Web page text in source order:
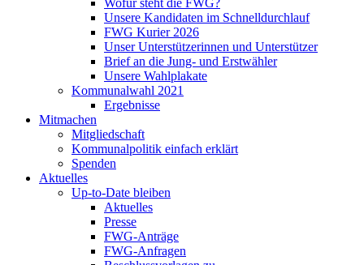
Wofür steht die FWG?
Unsere Kandidaten im Schnelldurchlauf
FWG Kurier 2026
Unser Unterstützerinnen und Unterstützer
Brief an die Jung- und Erstwähler
Unsere Wahlplakate
Kommunalwahl 2021
Ergebnisse
Mitmachen
Mitgliedschaft
Kommunalpolitik einfach erklärt
Spenden
Aktuelles
Up-to-Date bleiben
Aktuelles
Presse
FWG-Anträge
FWG-Anfragen